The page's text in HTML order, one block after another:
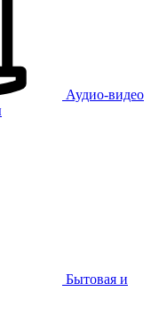
Аудио-видео
Бытовая и